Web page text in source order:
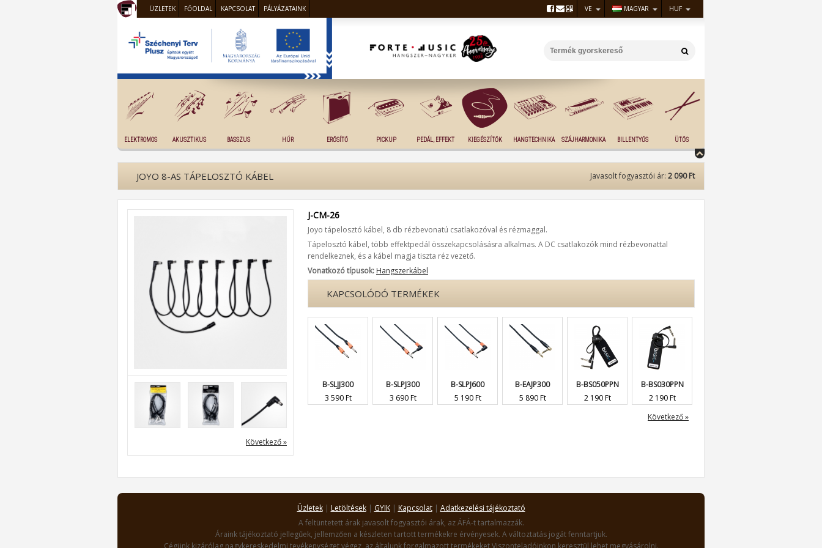
ÜZLETEK FŐOLDAL KAPCSOLAT PÁLYÁZATAINK VE MAGYAR HUF
ELEKTROMOS AKUSZTIKUS BASSZUS HÚR ERŐSÍTŐ PICKUP PEDÁL, EFFEKT KIEGÉSZÍTŐK HANGTECHNIKA SZÁJHARMONIKA BILLENTYŰS ÜTŐS
Javasolt fogyasztói ár: 2 090 Ft
JOYO 8-AS TÁPELOSZTÓ KÁBEL
Következő »
J-CM-26
Joyo tápelosztó kábel, 8 db rézbevonatú csatlakozóval és rézmaggal.
Tápelosztó kábel, több effektpedál összekapcsolásásra alkalmas. A DC csatlakozók mind rézbevonattal
rendelkeznek, és a kábel magja tiszta réz vezető.
Vonatkozó típusok: Hangszerkábel
KAPCSOLÓDÓ TERMÉKEK
B-SLJJ300
3 590 Ft
B-SLPJ300
3 690 Ft
B-SLPJ600
5 190 Ft
B-EAJP300
5 890 Ft
B-BS050PPN
2 190 Ft
B-BS030PPN
2 190 Ft
Következő »
Üzletek| Letöltések| GYIK| Kapcsolat| Adatkezelési tájékoztató
A feltüntetett árak javasolt fogyasztói árak, az ÁFÁ-t tartalmazzák.
Áraink tájékoztató jellegűek, jellemzően a készleten tartott termékekre érvényesek. A változtatás jogát fenntartjuk.
Cégünk kizárólag nagykereskedelmi tevékenységet végez, az általunk forgalmazott termékeket Viszonteladóinkon keresztül lehet megvásárolni.